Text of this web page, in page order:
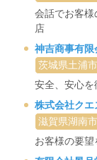
会話でお客
店
神吉商事有限
茨城県土浦市
安全、安心
株式会社クエ
滋賀県湖南市
お客様の要望